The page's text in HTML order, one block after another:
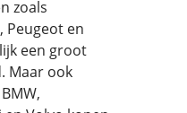
zoals
Peugeot en
een groot
Maar ook